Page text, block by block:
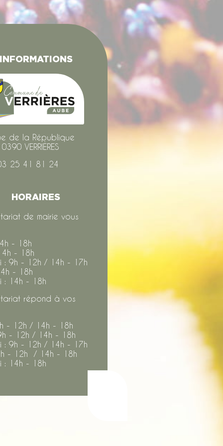
de la République
VERRIÈRES
25 41 81 24
HORAIRES
de mairie vous
- 18h
- 18h
: 9h - 12h / 14h - 17h
- 18h
: 14h - 18h
répond à vos
- 12h / 14h - 18h
- 12h / 14h - 18h
: 9h - 12h / 14h - 17h
- 12h / 14h - 18h
: 14h - 18h